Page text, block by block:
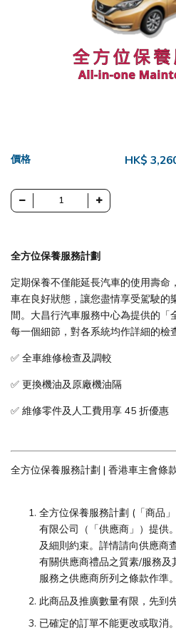
價格 HK$
全方位保養服務計劃
定期保養不僅能延長汽車的使用壽命
車在良好狀態，讓您盡情享受駕駛的
間。大昌行汽車服務中心為提供的「
每一個細節，對各系統均作詳細的檢
✅ 全車維修檢查及調較
✅ 更換機油及原廠機油隔
✅ 維修零件及人工費用享 45 折優惠
全方位保養服務計劃 | 香港車主會條
全方位保養服務計劃 (「商品
有限公司（「供應商」）提供
及細則約束。詳情請向供應商
有關供應商禮品之質素/服務
服務之供應商所列之條款作準。
此商品及推廣數量有限，先到
已確定的訂單不能更改或取消。